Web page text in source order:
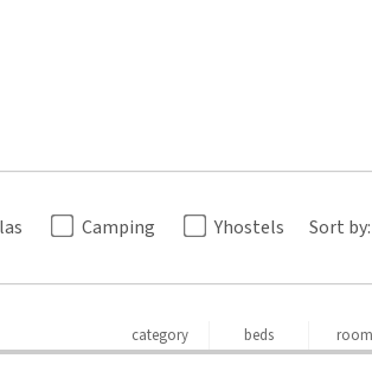
Camping Yhostels Sort by:
beds
category